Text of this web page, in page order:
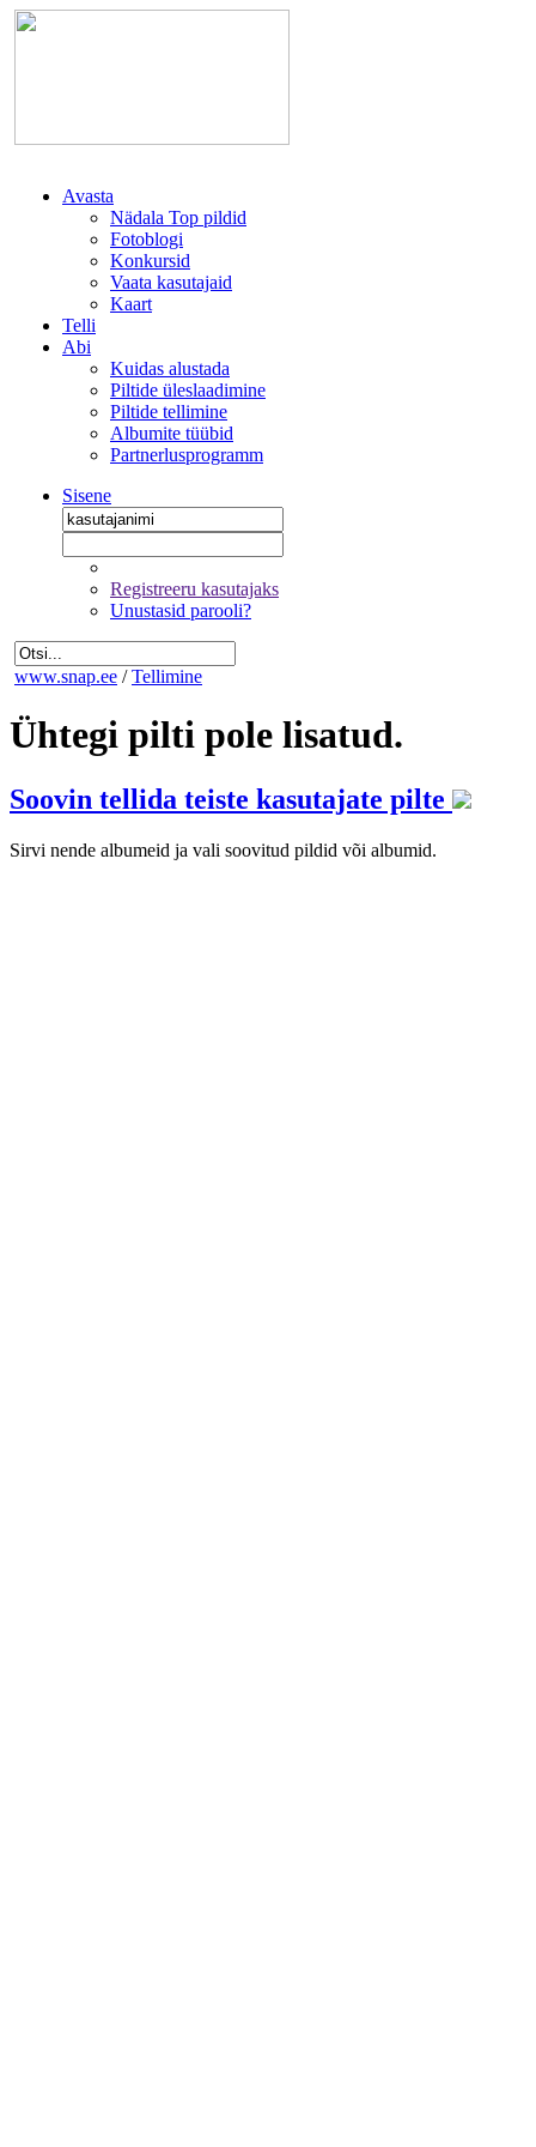
Avasta
Nädala Top pildid
Fotoblogi
Konkursid
Vaata kasutajaid
Kaart
Telli
Abi
Kuidas alustada
Piltide üleslaadimine
Piltide tellimine
Albumite tüübid
Partnerlusprogramm
Sisene
Registreeru kasutajaks
Unustasid parooli?
www.snap.ee / Tellimine
Ühtegi pilti pole lisatud.
Soovin tellida teiste kasutajate pilte
Sirvi nende albumeid ja vali soovitud pildid või albumid.